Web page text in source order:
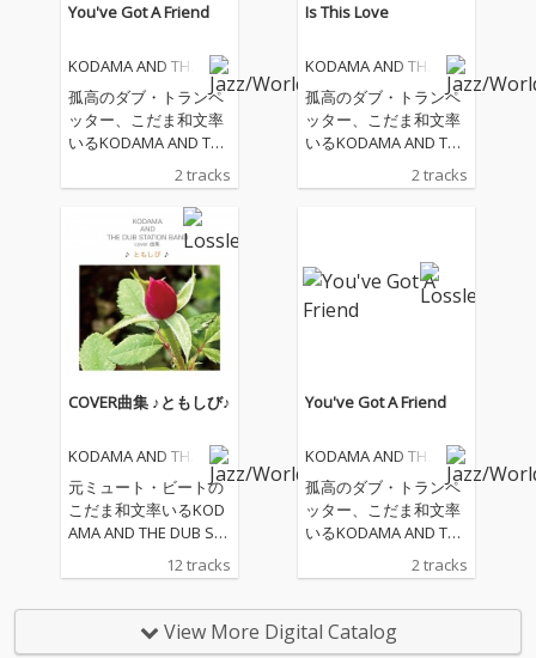
You've Got A Friend
KODAMA AND THE
D
孤高のダブ・トランペ
ッター、こだま和文率
いるKODAMA AND THE
DUB STATION BAND。
そのライヴでおなじみ
のカヴァー曲の数々。
それらをスタジオでじ
っくりと録音し、作り
上げたカヴァー・アル
バム『COVER曲集 ♪
ともしび♪』。2023年1
0月にリリースした大
好評の同作からのシン
グル・カット。こだま
とARIWAの二人の歌に
けるキャロル・キング
の名曲「You’ve Got A
Friend」。『♪ともしび
♪』のなかでももっと
ーのひとつ。
2 tracks
Is This Love
KODAMA AND THE
D
孤高のダブ・トランペ
ッター、こだま和文率
いるKODAMA AND THE
DUB STATION BAND。
そのライヴでおなじみ
上げたカヴァー・アル
バム『COVER曲集 ♪
ともしび♪』。2023年1
グル・カット。こだま
がカヴァー・アルバム
きっかけになったとい
う、ボブ・マーリーの
名曲「Is This Love」。
マーリーのポジティ
ンをインスト化した躍
2 tracks
COVER曲集 ♪ともしび♪
KODAMA AND THE
D
元ミュート・ビートの
こだま和文率いるKOD
AMA AND THE DUB ST
ATION BAND。 そのラ
イヴではもはやおなじ
ー曲の数々。それらを
スタジオでじっくりと
12 tracks
You've Got A Friend
KODAMA AND THE
D
孤高のダブ・トランペ
ッター、こだま和文率
いるKODAMA AND THE
DUB STATION BAND、
新作カヴァー・アルバ
Friend」
2 tracks
View More Digital Catalog